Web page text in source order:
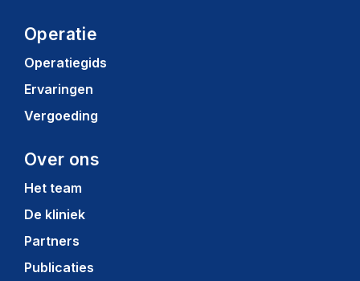
Operatie
Operatiegids
Ervaringen
Vergoeding
Over ons
Het team
De kliniek
Partners
Publicaties